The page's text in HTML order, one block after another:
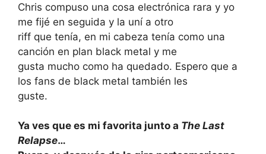
Chris compuso una cosa electrónica rara y yo
me fijé en seguida y la uní a otro
riff que tenía, en mi cabeza tenía como una
canción en plan black metal y me
gusta mucho como ha quedado. Espero que a
los fans de black metal también les
guste.
Ya ves que es mi favorita junto a The Last
Relapse…